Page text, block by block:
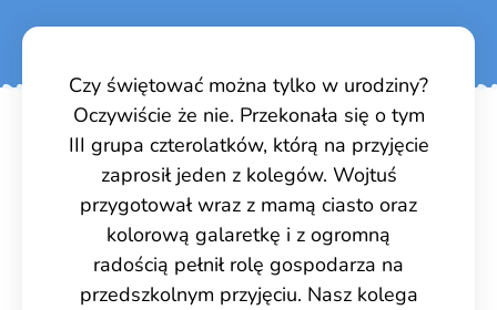
Czy świętować można tylko w urodziny?
Oczywiście że nie. Przekonała się o tym
III grupa czterolatków, którą na przyjęcie
zaprosił jeden z kolegów. Wojtuś
przygotował wraz z mamą ciasto oraz
kolorową galaretkę i z ogromną
radością pełnił rolę gospodarza na
przedszkolnym przyjęciu. Nasz kolega